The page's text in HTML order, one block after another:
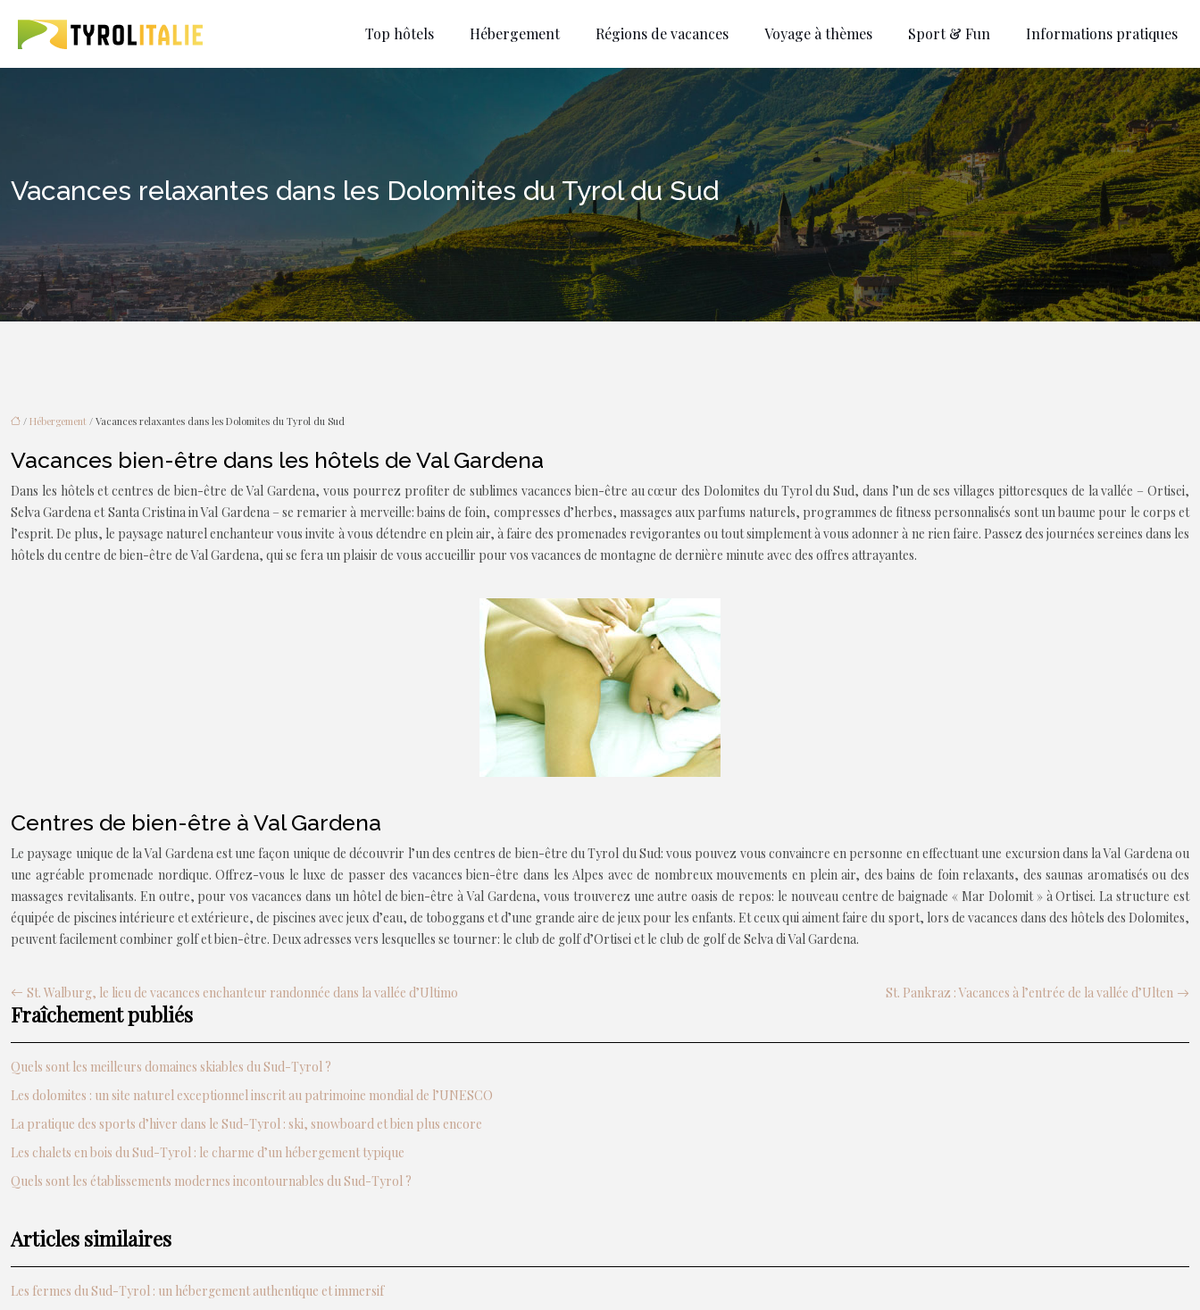
Top hôtels Hébergement Régions de vacances Voyage à thèmes Sport & Fun Informations pratiques
Vacances relaxantes dans les Dolomites du Tyrol du Sud
/ Hébergement / Vacances relaxantes dans les Dolomites du Tyrol du Sud
Vacances bien-être dans les hôtels de Val Gardena
Dans les hôtels et centres de bien-être de Val Gardena, vous pourrez profiter de sublimes vacances bien-être au cœur des Dolomites du Tyrol du Sud, dans l’un de ses villages pittoresques de la vallée – Ortisei,
Selva Gardena et Santa Cristina in Val Gardena – se remarier à merveille: bains de foin, compresses d’herbes, massages aux parfums naturels, programmes de fitness personnalisés sont un baume pour le corps et
l’esprit. De plus, le paysage naturel enchanteur vous invite à vous détendre en plein air, à faire des promenades revigorantes ou tout simplement à vous adonner à ne rien faire. Passez des journées sereines dans les
hôtels du centre de bien-être de Val Gardena, qui se fera un plaisir de vous accueillir pour vos vacances de montagne de dernière minute avec des offres attrayantes.
Centres de bien-être à Val Gardena
Le paysage unique de la Val Gardena est une façon unique de découvrir l’un des centres de bien-être du Tyrol du Sud: vous pouvez vous convaincre en personne en effectuant une excursion dans la Val Gardena ou
une agréable promenade nordique. Offrez-vous le luxe de passer des vacances bien-être dans les Alpes avec de nombreux mouvements en plein air, des bains de foin relaxants, des saunas aromatisés ou des
massages revitalisants. En outre, pour vos vacances dans un hôtel de bien-être à Val Gardena, vous trouverez une autre oasis de repos: le nouveau centre de baignade « Mar Dolomit » à Ortisei. La structure est
équipée de piscines intérieure et extérieure, de piscines avec jeux d’eau, de toboggans et d’une grande aire de jeux pour les enfants. Et ceux qui aiment faire du sport, lors de vacances dans des hôtels des Dolomites,
peuvent facilement combiner golf et bien-être. Deux adresses vers lesquelles se tourner: le club de golf d’Ortisei et le club de golf de Selva di Val Gardena.
St. Walburg, le lieu de vacances enchanteur randonnée dans la vallée d’Ultimo St. Pankraz : Vacances à l’entrée de la vallée d’Ulten
Fraîchement publiés
Quels sont les meilleurs domaines skiables du Sud-Tyrol ?
Les dolomites : un site naturel exceptionnel inscrit au patrimoine mondial de l’UNESCO
La pratique des sports d’hiver dans le Sud-Tyrol : ski, snowboard et bien plus encore
Les chalets en bois du Sud-Tyrol : le charme d’un hébergement typique
Quels sont les établissements modernes incontournables du Sud-Tyrol ?
Articles similaires
Les fermes du Sud-Tyrol : un hébergement authentique et immersif